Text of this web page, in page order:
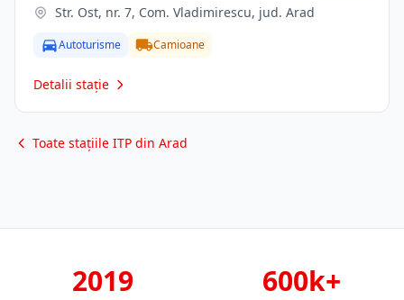
Str. Ost, nr. 7, Com. Vladimirescu, jud. Arad
Autoturisme Camioane
Detalii stație
Toate stațiile ITP din Arad
2019 600k+